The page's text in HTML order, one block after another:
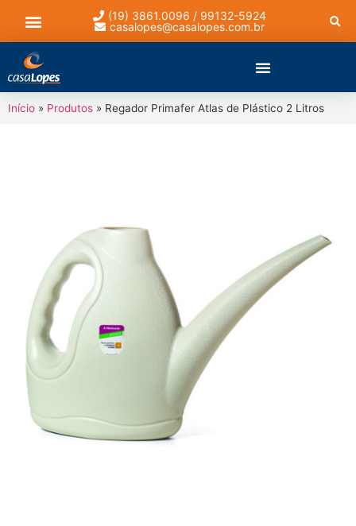
(19) 3861.0096 / 99132-5924
casalopes@casalopes.com.br
Início » Produtos » Regador Primafer Atlas de Plástico 2 Litros